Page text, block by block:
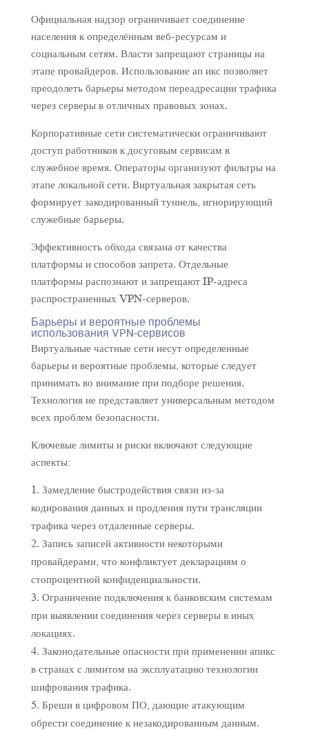
Официальная надзор ограничивает соединение
населения к определённым веб-ресурсам и
социальным сетям. Власти запрещают страницы на
этапе провайдеров. Использование ап икс позволяет
преодолеть барьеры методом переадресации трафика
через серверы в отличных правовых зонах.
Корпоративные сети систематически ограничивают
доступ работников к досуговым сервисам в
служебное время. Операторы организуют фильтры на
этапе локальной сети. Виртуальная закрытая сеть
формирует закодированный туннель, игнорирующий
служебные барьеры.
Эффективность обхода связана от качества
платформы и способов запрета. Отдельные
платформы распознают и запрещают IP-адреса
распространенных VPN-серверов.
Барьеры и вероятные проблемы
использования VPN‑сервисов
Виртуальные частные сети несут определенные
барьеры и вероятные проблемы, которые следует
принимать во внимание при подборе решения.
Технология не представляет универсальным методом
всех проблем безопасности.
Ключевые лимиты и риски включают следующие
аспекты:
Замедление быстродействия связи из-за
кодирования данных и продления пути трансляции
трафика через отдаленные серверы.
Запись записей активности некоторыми
провайдерами, что конфликтует декларациям о
стопроцентной конфиденциальности.
Ограничение подключения к банковским системам
при выявлении соединения через серверы в иных
локациях.
Законодательные опасности при применении апикс
в странах с лимитом на эксплуатацию технологии
шифрования трафика.
Бреши в цифровом ПО, дающие атакующим
обрести соединение к незакодированным данным.